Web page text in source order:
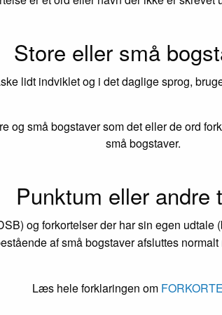
Store eller små
lidt indviklet og i det daglige sprog,
og små bogstaver som det eller de ord
små bogstaver.
Punktum eller andre
og forkortelser der har sin egen
af små bogstaver afsluttes normalt
Læs hele forklaringen om